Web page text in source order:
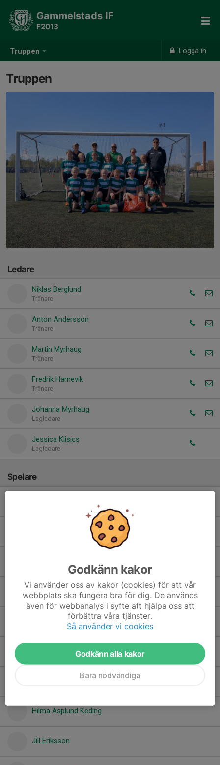
Truppen Logga in
Gammelstads IF
F2013
Truppen
Ledare
Niklas Berglund
Tränare
Anton Andersson
Tränare
Martin Myrhaug
Tränare
Fredrik Harnevik
Tränare
Johanna Myrhaug
Lagledare
Jessica Klisics
Lagledare
Spelare
Amanda Tornberg
Decibel Kaewsit
Ebba Andersson
Elvira Engelmark
Hilma Asplund Keding
Jill Eriksson
Godkänn kakor
Vi använder oss av kakor (cookies) för att vår
webbplats ska fungera bra för dig. De används
även för webbanalys i syfte att hjälpa oss att
förbättra våra tjänster.
Så använder vi cookies
Godkänn alla kakor
Bara nödvändiga